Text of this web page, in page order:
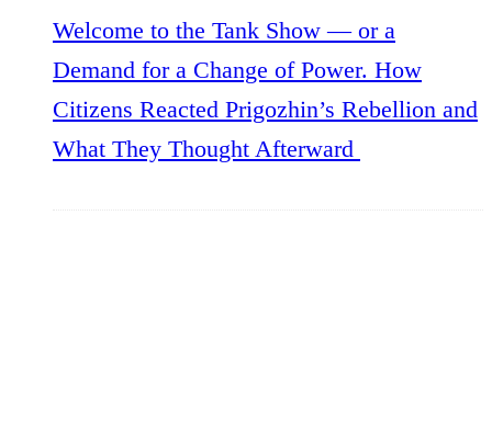
Welcome to the Tank Show — or a
Demand for a Change of Power. How
Citizens Reacted Prigozhin’s Rebellion and
What They Thought Afterward